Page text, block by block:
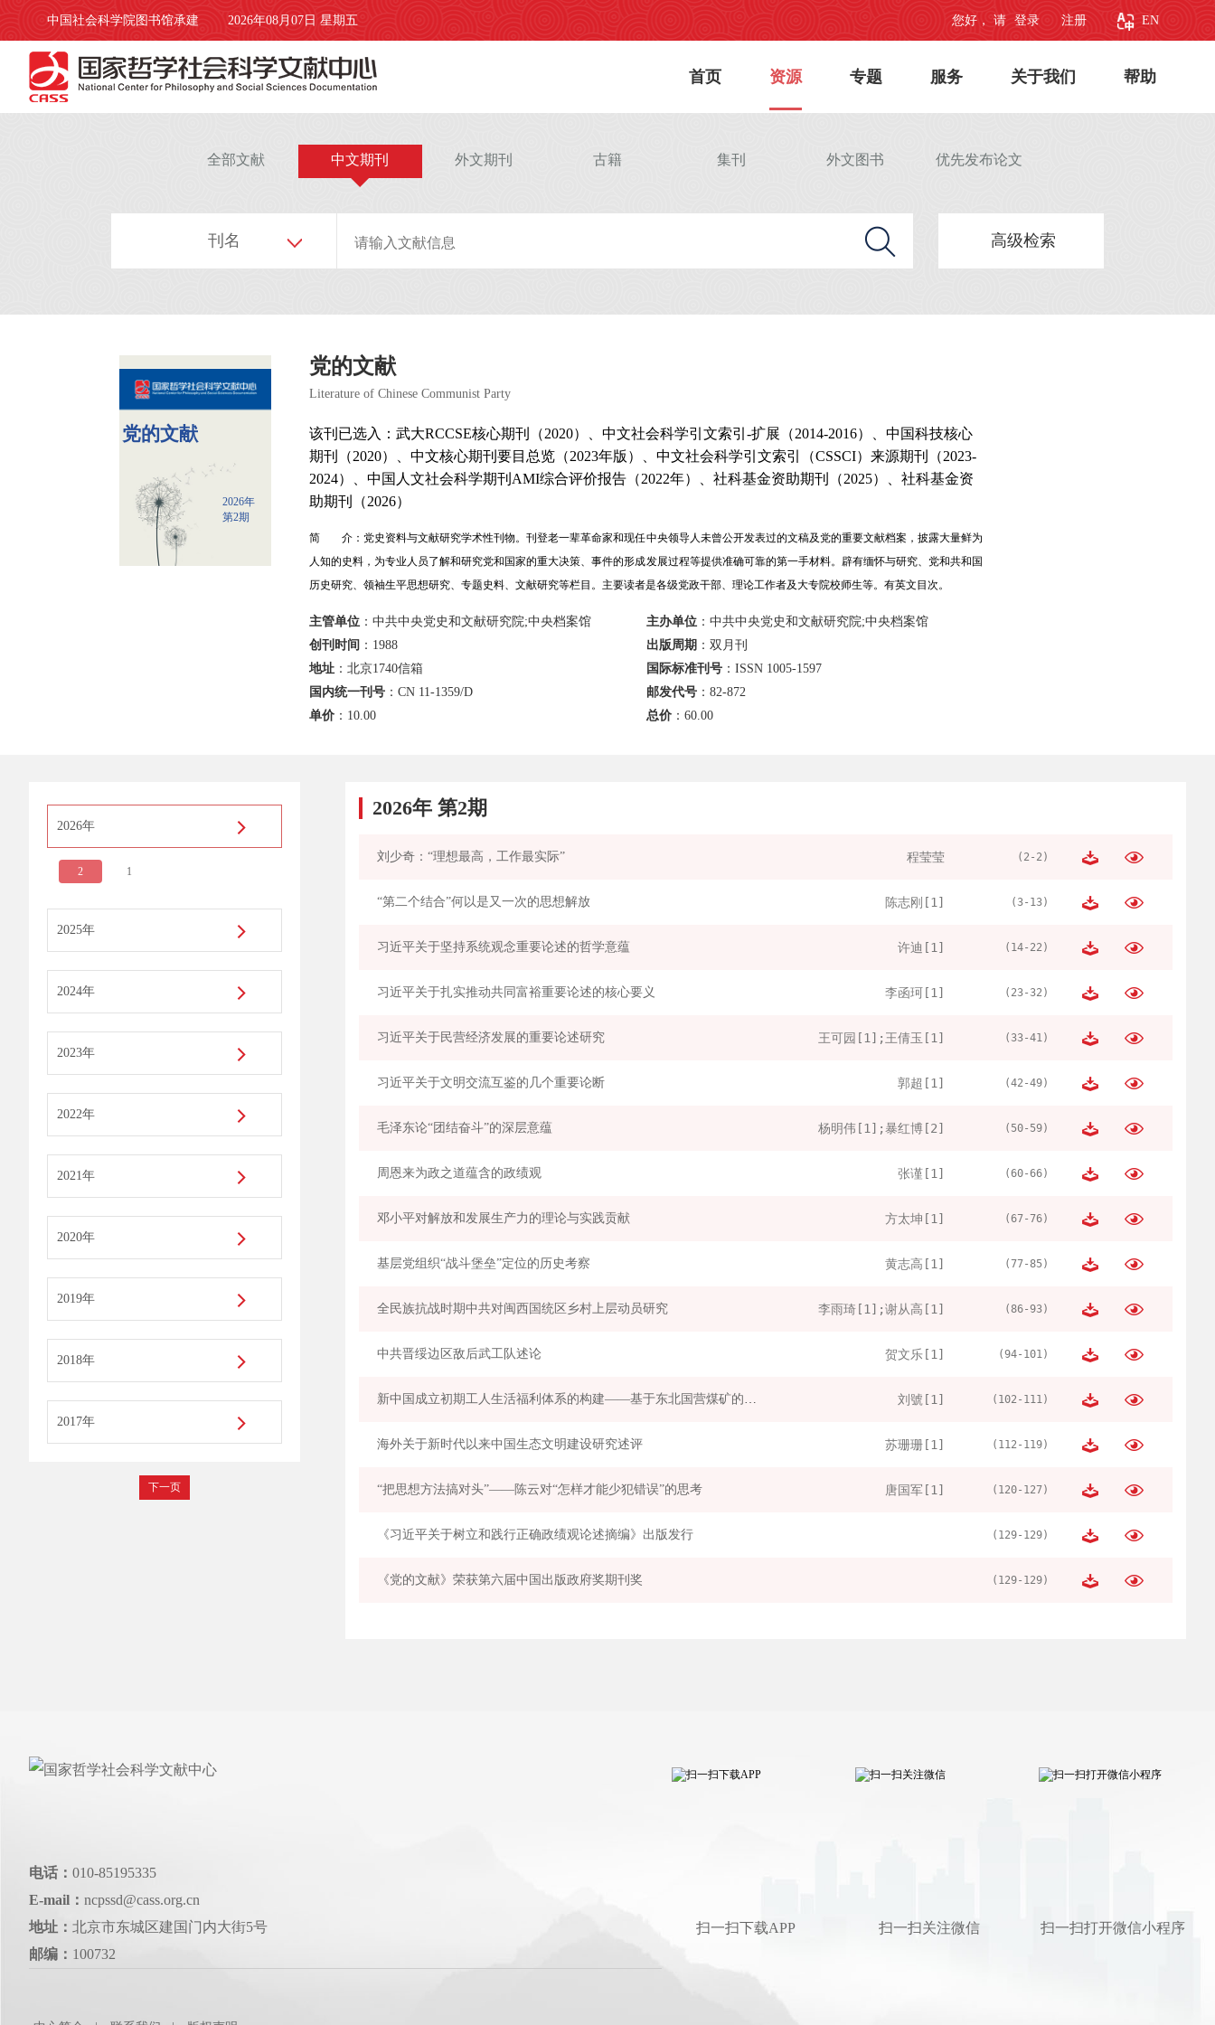
您好， 请 登录 注册 EN
2026年08月07日 星期五
中国社会科学院图书馆承建
首页 资源 专题 服务 关于我们 帮助
全部文献 中文期刊 外文期刊 古籍 集刊 外文图书 优先发布论文
刊名 高级检索
党的文献
2026年
第2期
党的文献
Literature of Chinese Communist Party
该刊已选入：武大RCCSE核心期刊（2020）、中文社会科学引文索引-扩展（2014-2016）、中国科技核心
期刊（2020）、中文核心期刊要目总览（2023年版）、中文社会科学引文索引（CSSCI）来源期刊（2023-
2024）、中国人文社会科学期刊AMI综合评价报告（2022年）、社科基金资助期刊（2025）、社科基金资
助期刊（2026）
简 介：党史资料与文献研究学术性刊物。刊登老一辈革命家和现任中央领导人未曾公开发表过的文稿及党的重要文献档案，披露大量鲜为
人知的史料，为专业人员了解和研究党和国家的重大决策、事件的形成发展过程等提供准确可靠的第一手材料。辟有缅怀与研究、党和共和国
历史研究、领袖生平思想研究、专题史料、文献研究等栏目。主要读者是各级党政干部、理论工作者及大专院校师生等。有英文目次。
主管单位 ：中共中央党史和文献研究院;中央档案馆 主办单位：中共中央党史和文献研究院;中央档案馆
创刊时间 ：1988 出版周期 ：双月刊
地址 ：北京1740信箱 国际标准刊号：ISSN 1005-1597
国内统一刊号 ：CN 11-1359/D 邮发代号：82-872
单价 ： 10.00 总价： 60.00
2026年
2 1
2025年
2024年
2023年
2022年
2021年
2020年
2019年
2018年
2017年
下一页
2026年 第2期
刘少奇：“理想最高，工作最实际” 程莹莹 (2-2)
“第二个结合”何以是又一次的思想解放 陈志刚[1] (3-13)
习近平关于坚持系统观念重要论述的哲学意蕴 许迪[1] (14-22)
习近平关于扎实推动共同富裕重要论述的核心要义 李函珂[1] (23-32)
习近平关于民营经济发展的重要论述研究 王可园[1];王倩玉[1] (33-41)
习近平关于文明交流互鉴的几个重要论断 郭超[1] (42-49)
毛泽东论“团结奋斗”的深层意蕴 杨明伟[1];暴红博[2] (50-59)
周恩来为政之道蕴含的政绩观 张谨[1] (60-66)
邓小平对解放和发展生产力的理论与实践贡献 方太坤[1] (67-76)
基层党组织“战斗堡垒”定位的历史考察 黄志高[1] (77-85)
全民族抗战时期中共对闽西国统区乡村上层动员研究 李雨琦[1];谢从高[1] (86-93)
中共晋绥边区敌后武工队述论 贺文乐[1] (94-101)
新中国成立初期工人生活福利体系的构建——基于东北国营煤矿的考察 刘號[1] (102-111)
海外关于新时代以来中国生态文明建设研究述评 苏珊珊[1] (112-119)
“把思想方法搞对头”——陈云对“怎样才能少犯错误”的思考 唐国军[1] (120-127)
《习近平关于树立和践行正确政绩观论述摘编》出版发行 (129-129)
《党的文献》荣获第六届中国出版政府奖期刊奖 (129-129)
电话： 010-85195335
E-mail： ncpssd@cass.org.cn
地址： 北京市东城区建国门内大街5号
邮编： 100732
扫一扫打开微信小程序
扫一扫关注微信
扫一扫下载APP